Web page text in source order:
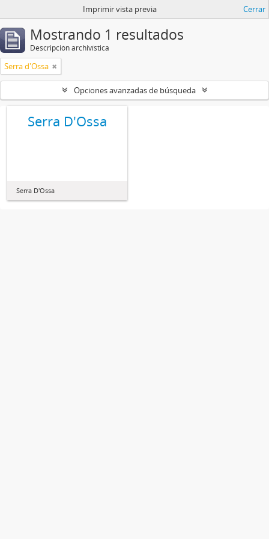
Imprimir vista previa Cerrar
Mostrando 1 resultados
Descripción archivística
Serra d'Ossa
Opciones avanzadas de búsqueda
Serra D'Ossa
Serra D'Ossa